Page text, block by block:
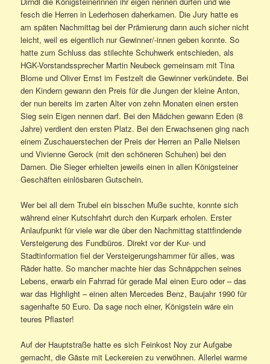
fesch die Herren in Lederhosen daherkamen. Die Jury hatte es
am späten Nachmittag bei der Prämierung dann auch sicher nicht
leicht, weil es eigentlich nur Gewinner/-innen geben konnte. So
hatte zum Schluss das stilechte Schuhwerk entschieden, als
HGK-Vorstandssprecher Martin Neubeck gemeinsam mit Tina
Blome und Oliver Ernst im Festzelt die Gewinner verkündete. Bei
den Kindern gewann den Preis für die Jungen der kleine Anton,
der nun bereits im zarten Alter von zehn Monaten einen ersten
Sieg sein Eigen nennen darf. Bei den Mädchen gewann Eden (8
Jahre) verdient den ersten Platz. Bei den Erwachsenen ging nach
einem Zuschauerstechen der Preis der Herren an Palle Nielsen
und Vivienne Gerock (mit den schöneren Schuhen) bei den
Damen. Die Sieger erhielten jeweils einen in allen Königsteiner
Geschäften einlösbaren Gutschein.
Wer bei all dem Trubel ein bisschen Muße suchte, konnte sich
während einer Kutschfahrt durch den Kurpark erholen. Erster
Anlaufpunkt für viele war die über den Nachmittag stattfindende
Versteigerung des Fundbüros. Direkt vor der Kur- und
Stadtinformation fiel der Versteigerungshammer für alles, was
Räder hatte. So mancher machte hier das Schnäppchen seines
Lebens, erwarb ein Fahrrad für gerade Mal einen Euro oder – das
war das Highlight – einen alten Mercedes Benz, Baujahr 1990 für
sagenhafte 50 Euro. Da sage noch einer, Königstein wäre ein
teures Pflaster!
Auf der Hauptstraße hatte es sich Feinkost Noy zur Aufgabe
gemacht, die Gäste mit Leckereien zu verwöhnen. Allerlei warme